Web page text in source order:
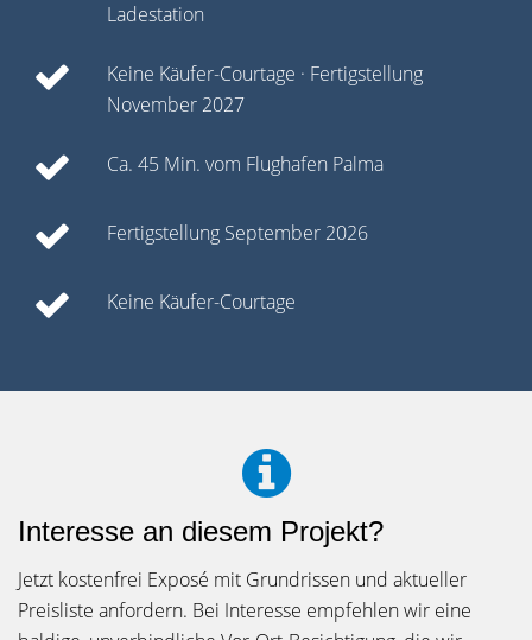
Ladestation
Keine Käufer-Courtage · Fertigstellung
November 2027
Ca. 45 Min. vom Flughafen Palma
Fertigstellung September 2026
Keine Käufer-Courtage
Interesse an diesem Projekt?
Jetzt kostenfrei Exposé mit Grundrissen und aktueller
Preisliste anfordern. Bei Interesse empfehlen wir eine